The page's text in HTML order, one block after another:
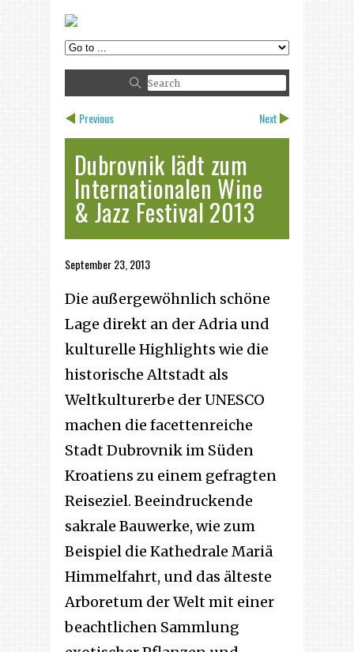
Previous Next
Dubrovnik lädt zum
Internationalen Wine
& Jazz Festival 2013
September 23, 2013
Die außergewöhnlich schöne
Lage direkt an der Adria und
kulturelle Highlights wie die
historische Altstadt als
Weltkulturerbe der UNESCO
machen die facettenreiche
Stadt Dubrovnik im Süden
Kroatiens zu einem gefragten
Reiseziel. Beeindruckende
sakrale Bauwerke, wie zum
Beispiel die Kathedrale Mariä
Himmelfahrt, und das älteste
Arboretum der Welt mit einer
beachtlichen Sammlung